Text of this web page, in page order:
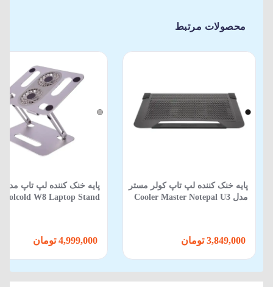
محصولات مرتبط
پایه خنک کننده لپ تاپ کولر مستر
مدل Cooler Master Notepal U3
پایه خنک کننده لپ تاپ مدل
W8 Laptop Stand